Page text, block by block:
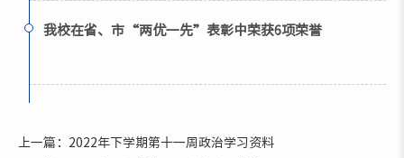
我校在省、市“两优一先”表彰中荣获6项荣誉
上一篇：2022年下学期第十一周政治学习资料